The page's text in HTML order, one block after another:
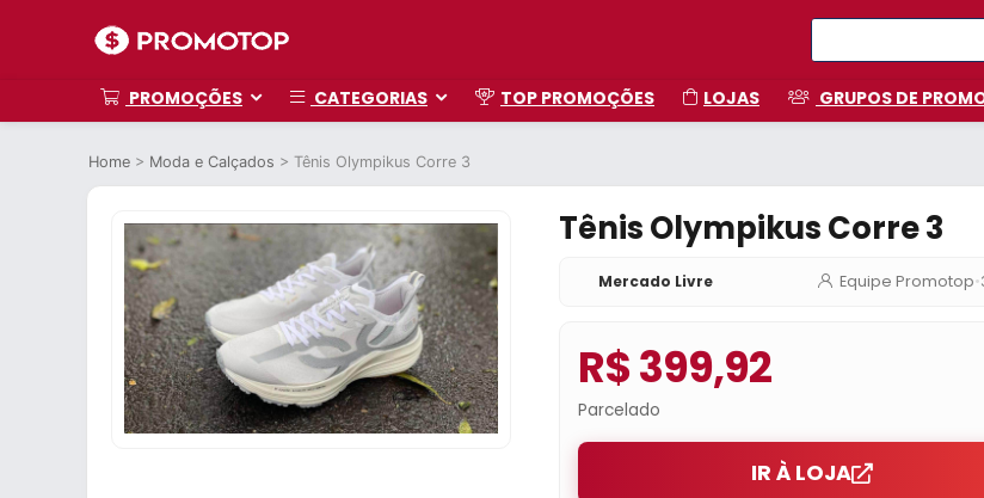
PROMOÇÕES CATEGORIAS TOP PROMOÇÕES LOJAS GRUPOS DE
Home > Moda e Calçados > Tênis Olympikus Corre 3
Tênis Olympikus Corre 3
Mercado Livre Equipe Promotop•
R$ 399,92
Parcelado
IR À LOJA